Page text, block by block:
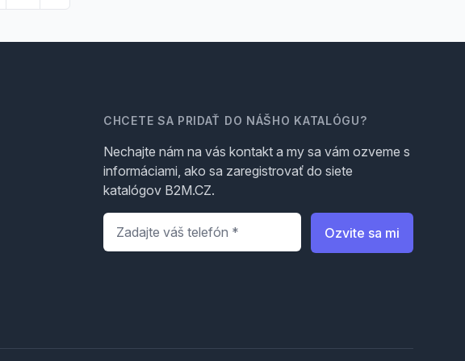
CHCETE SA PRIDAŤ DO NÁŠHO KATALÓGU?
Nechajte nám na vás kontakt a my sa vám ozveme s
informáciami, ako sa zaregistrovať do siete
katalógov B2M.CZ.
Telefón
Ozvite sa mi